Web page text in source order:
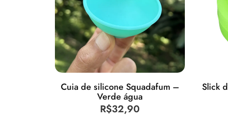
Cuia de silicone Squadafum –
Verde água
R$32,90
Slick